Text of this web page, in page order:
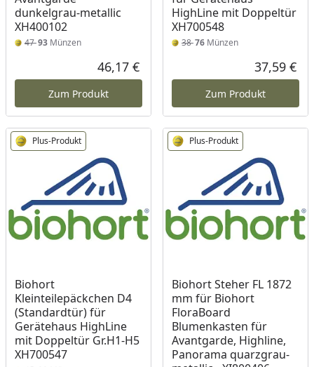
dunkelgrau­-metallic
XH400102
4793 Münzen
Aktueller Preis
46,17 €
Zum Produkt
HighLine mit Doppeltür
XH700548
3876Münzen
37,59 €
Zum Produkt
Plus-Produkt
Biohort
Kleinteilepäckchen D4
(Standardtür) für
Gerätehaus HighLine
mit Doppeltür Gr.H1-H5
XH700547
Plus-Produkt
Biohort Steher FL 1872
mm für Biohort
FloraBoard
Blumenkasten für
Avantgarde, Highline,
Panorama quarzgrau-